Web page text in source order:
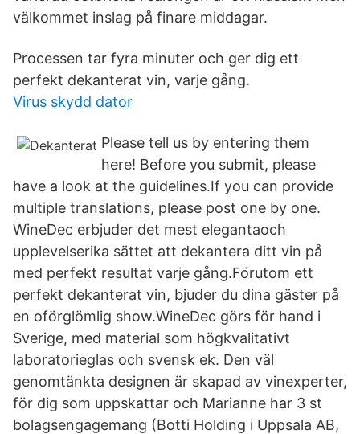
välkommet inslag på finare middagar.
Processen tar fyra minuter och ger dig ett
perfekt dekanterat vin, varje gång.
Virus skydd dator
Please tell us by entering them
here! Before you submit, please
have a look at the guidelines.If you can provide
multiple translations, please post one by one.
WineDec erbjuder det mest elegantaoch
upplevelserika sättet att dekantera ditt vin på
med perfekt resultat varje gång.Förutom ett
perfekt dekanterat vin, bjuder du dina gäster på
en oförglömlig show.WineDec görs för hand i
Sverige, med material som högkvalitativt
laboratorieglas och svensk ek. Den väl
genomtänkta designen är skapad av vinexperter,
för dig som uppskattar och Marianne har 3 st
bolagsengagemang (Botti Holding i Uppsala AB,